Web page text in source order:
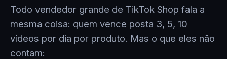
Todo vendedor grande de TikTok Shop fala a
mesma coisa: quem vence posta 3, 5, 10
vídeos por dia por produto. Mas o que eles não
contam: